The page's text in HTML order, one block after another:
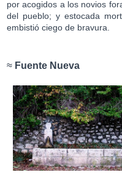
por acogidos a los novios
del pueblo; y estocada
embistió ciego de bravura.
≈ Fuente Nueva